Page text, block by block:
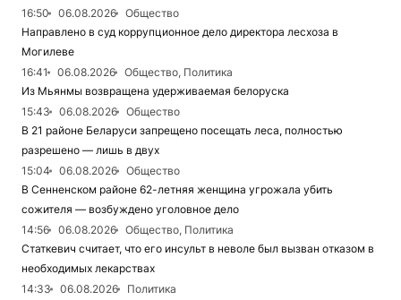
16:50
06.08.2026
Общество
Направлено в суд коррупционное дело директора лесхоза в
Могилеве
16:41
06.08.2026
Общество, Политика
Из Мьянмы возвращена удерживаемая белоруска
15:43
06.08.2026
Общество
В 21 районе Беларуси запрещено посещать леса, полностью
разрешено — лишь в двух
15:04
06.08.2026
Общество
В Сенненском районе 62-летняя женщина угрожала убить
сожителя — возбуждено уголовное дело
14:56
06.08.2026
Общество, Политика
Статкевич считает, что его инсульт в неволе был вызван отказом в
необходимых лекарствах
14:33
06.08.2026
Политика